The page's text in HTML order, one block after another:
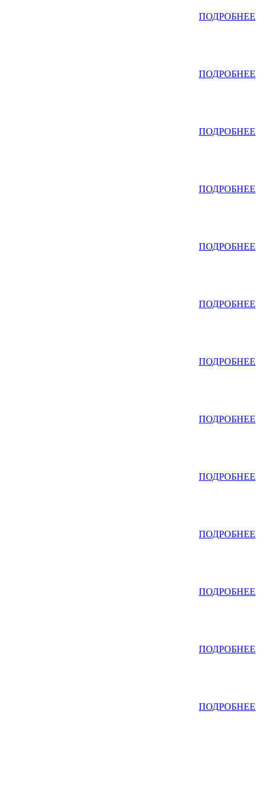
ПОДРОБНЕЕ
ПОДРОБНЕЕ
ПОДРОБНЕЕ
ПОДРОБНЕЕ
ПОДРОБНЕЕ
ПОДРОБНЕЕ
ПОДРОБНЕЕ
ПОДРОБНЕЕ
ПОДРОБНЕЕ
ПОДРОБНЕЕ
ПОДРОБНЕЕ
ПОДРОБНЕЕ
ПОДРОБНЕЕ